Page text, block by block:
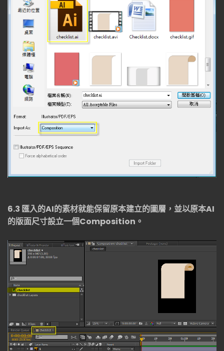
6.3 匯入的AI的素材就能保留原本建立的圖層，並以原本AI
的版面尺寸設立一個Composition 。